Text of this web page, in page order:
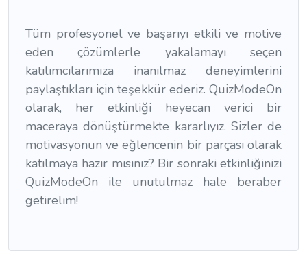
Tüm profesyonel ve başarıyı etkili ve motive
eden çözümlerle yakalamayı seçen
katılımcılarımıza inanılmaz deneyimlerini
paylaştıkları için teşekkür ederiz. QuizModeOn
olarak, her etkinliği heyecan verici bir
maceraya dönüştürmekte kararlıyız. Sizler de
motivasyonun ve eğlencenin bir parçası olarak
katılmaya hazır mısınız? Bir sonraki etkinliğinizi
QuizModeOn ile unutulmaz hale beraber
getirelim!